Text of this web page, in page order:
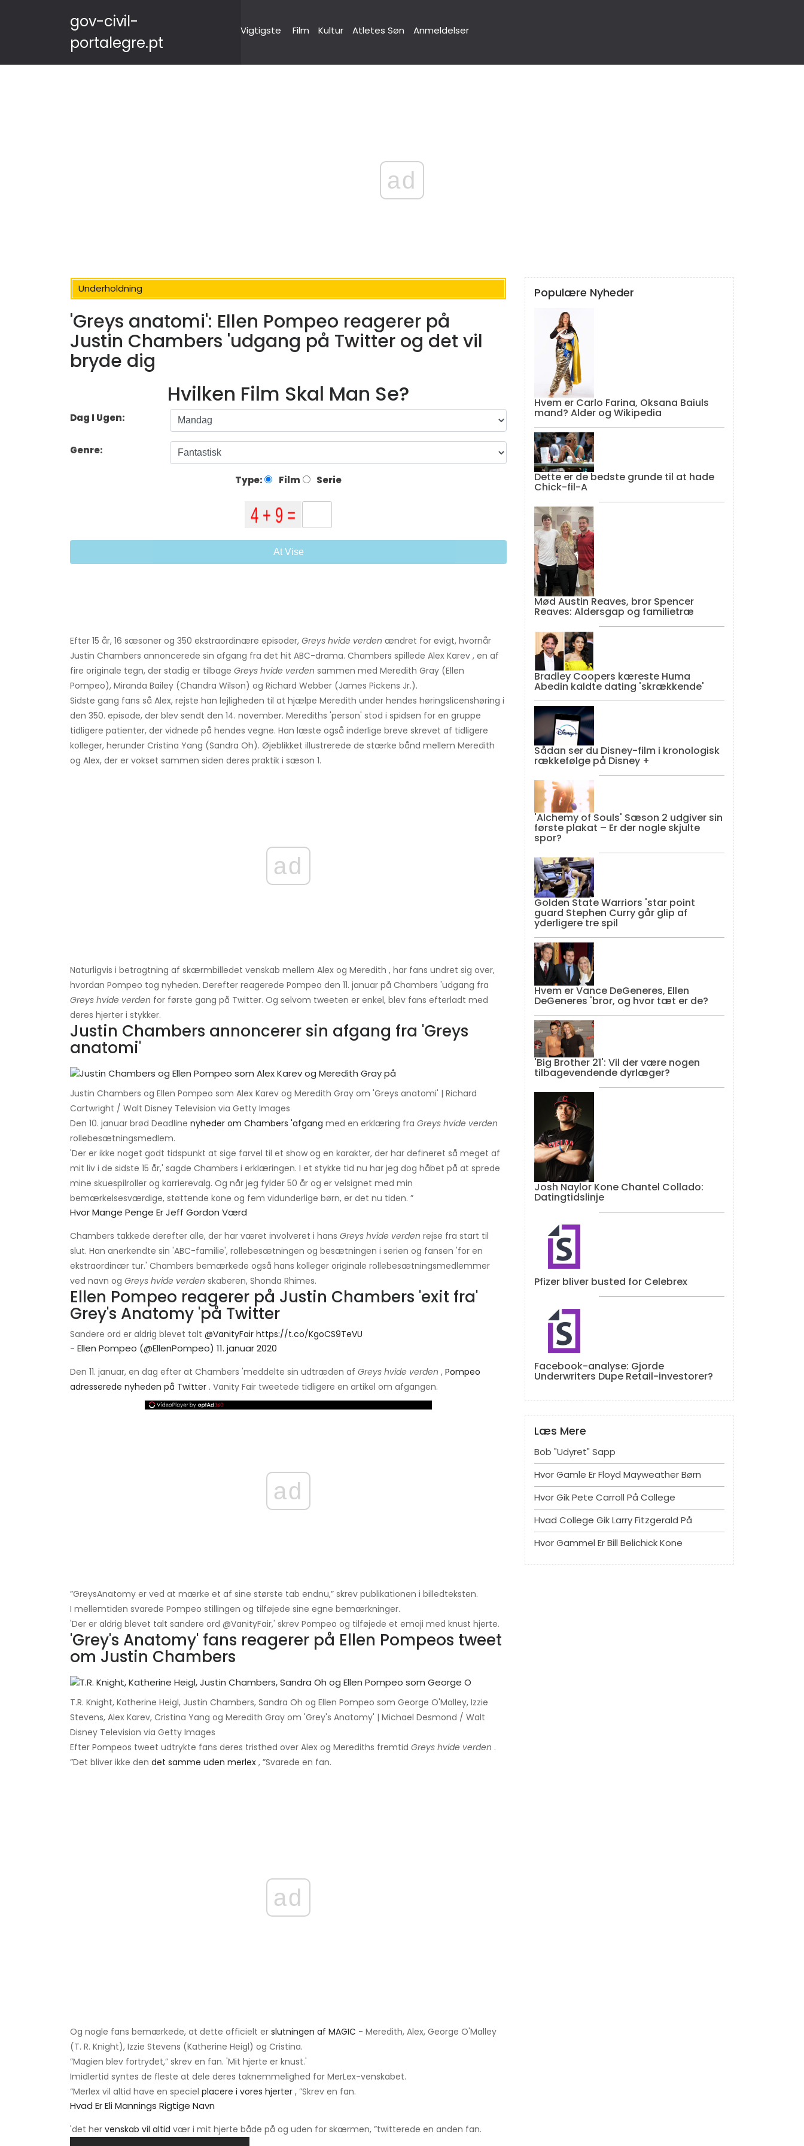
gov-civil-
portalegre.pt
Vigtigste Film Kultur Atletes Søn Anmeldelser
ad
Underholdning
'Greys anatomi': Ellen Pompeo reagerer på
Justin Chambers 'udgang på Twitter og det vil
bryde dig
Hvilken Film Skal Man Se?
Dag I Ugen:
Genre:
Type: Film Serie
At Vise
Efter 15 år, 16 sæsoner og 350 ekstraordinære episoder, Greys hvide verden ændret for evigt, hvornår
Justin Chambers annoncerede sin afgang fra det hit ABC-drama. Chambers spillede Alex Karev , en af ​​
fire originale tegn, der stadig er tilbage Greys hvide verden sammen med Meredith Gray (Ellen
Pompeo), Miranda Bailey (Chandra Wilson) og Richard Webber (James Pickens Jr.).
Sidste gang fans så Alex, rejste han lejligheden til at hjælpe Meredith under hendes høringslicenshøring i
den 350. episode, der blev sendt den 14. november. Merediths 'person' stod i spidsen for en gruppe
tidligere patienter, der vidnede på hendes vegne. Han læste også inderlige breve skrevet af tidligere
kolleger, herunder Cristina Yang (Sandra Oh). Øjeblikket illustrerede de stærke bånd mellem Meredith
og Alex, der er vokset sammen siden deres praktik i sæson 1.
ad
Naturligvis i betragtning af skærmbilledet venskab mellem Alex og Meredith , har fans undret sig over,
hvordan Pompeo tog nyheden. Derefter reagerede Pompeo den 11. januar på Chambers 'udgang fra
Greys hvide verden for første gang på Twitter. Og selvom tweeten er enkel, blev fans efterladt med
deres hjerter i stykker.
Justin Chambers annoncerer sin afgang fra 'Greys
anatomi'
Justin Chambers og Ellen Pompeo som Alex Karev og Meredith Gray om 'Greys anatomi' | Richard
Cartwright / Walt Disney Television via Getty Images
Den 10. januar brød Deadline nyheder om Chambers 'afgang med en erklæring fra Greys hvide verden
rollebesætningsmedlem.
'Der er ikke noget godt tidspunkt at sige farvel til et show og en karakter, der har defineret så meget af
mit liv i de sidste 15 år,' sagde Chambers i erklæringen. I et stykke tid nu har jeg dog håbet på at sprede
mine skuespilroller og karrierevalg. Og når jeg fylder 50 år og er velsignet med min
bemærkelsesværdige, støttende kone og fem vidunderlige børn, er det nu tiden. ”
Hvor Mange Penge Er Jeff Gordon Værd
Chambers takkede derefter alle, der har været involveret i hans Greys hvide verden rejse fra start til
slut. Han anerkendte sin 'ABC-familie', rollebesætningen og besætningen i serien og fansen 'for en
ekstraordinær tur.' Chambers bemærkede også hans kolleger originale rollebesætningsmedlemmer
ved navn og Greys hvide verden skaberen, Shonda Rhimes.
Ellen Pompeo reagerer på Justin Chambers 'exit fra'
Grey's Anatomy 'på Twitter
Sandere ord er aldrig blevet talt @VanityFair https://t.co/KgoCS9TeVU
- Ellen Pompeo (@EllenPompeo) 11. januar 2020
Den 11. januar, en dag efter at Chambers 'meddelte sin udtræden af Greys hvide verden , Pompeo
adresserede nyheden på Twitter . Vanity Fair tweetede tidligere en artikel om afgangen.
ad
”GreysAnatomy er ved at mærke et af sine største tab endnu,” skrev publikationen i billedteksten.
I mellemtiden svarede Pompeo stillingen og tilføjede sine egne bemærkninger.
'Der er aldrig blevet talt sandere ord @VanityFair,' skrev Pompeo og tilføjede et emoji med knust hjerte.
'Grey's Anatomy' fans reagerer på Ellen Pompeos tweet
om Justin Chambers
T.R. Knight, Katherine Heigl, Justin Chambers, Sandra Oh og Ellen Pompeo som George O'Malley, Izzie
Stevens, Alex Karev, Cristina Yang og Meredith Gray om 'Grey's Anatomy' | Michael Desmond / Walt
Disney Television via Getty Images
Efter Pompeos tweet udtrykte fans deres tristhed over Alex og Merediths fremtid Greys hvide verden .
”Det bliver ikke den det samme uden merlex , ”Svarede en fan.
ad
Og nogle fans bemærkede, at dette officielt er slutningen af ​​MAGIC - Meredith, Alex, George O'Malley
(T. R. Knight), Izzie Stevens (Katherine Heigl) og Cristina.
”Magien blev fortrydet,” skrev en fan. 'Mit hjerte er knust.'
Imidlertid syntes de fleste at dele deres taknemmelighed for MerLex-venskabet.
“Merlex vil altid have en speciel placere i vores hjerter , ”Skrev en fan.
Hvad Er Eli Mannings Rigtige Navn
'det her venskab vil altid vær i mit hjerte både på og uden for skærmen, ”twitterede en anden fan.
Populære Nyheder
Hvem er Carlo Farina, Oksana Baiuls
mand? Alder og Wikipedia
Dette er de bedste grunde til at hade
Chick-fil-A
Mød Austin Reaves, bror Spencer
Reaves: Aldersgap og familietræ
Bradley Coopers kæreste Huma
Abedin kaldte dating 'skrækkende'
Sådan ser du Disney-film i kronologisk
rækkefølge på Disney +
'Alchemy of Souls' Sæson 2 udgiver sin
første plakat – Er der nogle skjulte
spor?
Golden State Warriors 'star point
guard Stephen Curry går glip af
yderligere tre spil
Hvem er Vance DeGeneres, Ellen
DeGeneres 'bror, og hvor tæt er de?
'Big Brother 21': Vil der være nogen
tilbagevendende dyrlæger?
Josh Naylor Kone Chantel Collado:
Datingtidslinje
Pfizer bliver busted for Celebrex
Facebook-analyse: Gjorde
Underwriters Dupe Retail-investorer?
Læs Mere
Bob "udyret" Sapp
Hvor Gamle Er Floyd Mayweather Børn
Hvor Gik Pete Carroll På College
Hvad College Gik Larry Fitzgerald På
Hvor Gammel Er Bill Belichick Kone